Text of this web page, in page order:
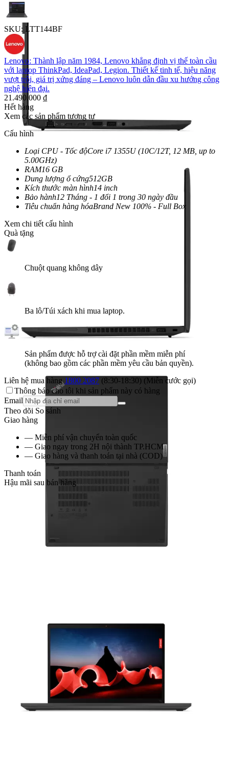
SKU: LTT144BF
Lenovo: Thành lập năm 1984, Lenovo khẳng định vị thế toàn cầu
với laptop ThinkPad, IdeaPad, Legion. Thiết kế tinh tế, hiệu năng
vượt trội, giá trị xứng đáng – Lenovo luôn dẫn đầu xu hướng công
nghệ hiện đại.
21.490.000 ₫
Hết hàng
Xem các sản phẩm tương tự
Cấu hình
Loại CPU - Tốc độCore i7 1355U (10C/12T, 12 MB, up to
5.00GHz)
RAM16 GB
Dung lượng ổ cứng512GB
Kích thước màn hình14 inch
Bảo hành12 Tháng - 1 đổi 1 trong 30 ngày đầu
Tiêu chuẩn hàng hóaBrand New 100% - Full Box
Xem chi tiết cấu hình
Quà tặng
Chuột quang không dây
Ba lô/Túi xách khi mua laptop.
Sản phẩm được hỗ trợ cài đặt phần mềm miễn phí
(không bao gồm các phần mềm yêu cầu bản quyền).
Liên hệ mua hàng 1800 2087 (8:30-18:30) (Miễn cước gọi)
Thông báo cho tôi khi sản phẩm này có hàng
Email
Theo dõi So sánh
Giao hàng
— Miễn phí vận chuyển toàn quốc
— Giao ngay trong 2H nội thành TP.HCM
— Giao hàng và thanh toán tại nhà (COD)
Thanh toán
Hậu mãi sau bán hàng